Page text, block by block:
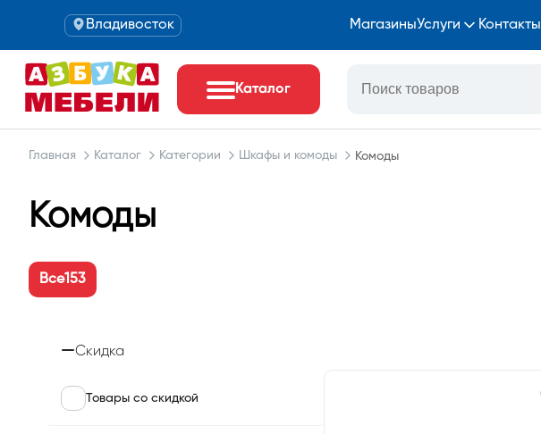
Владивосток МагазиныУслуги Контакты
Каталог
Главная Каталог Категории Шкафы и комоды Комоды
Комоды
Все153
Скидка
Товары со скидкой